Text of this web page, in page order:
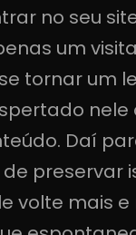
no seu
um
tornar um
nele
Daí
preservar
volte mais e